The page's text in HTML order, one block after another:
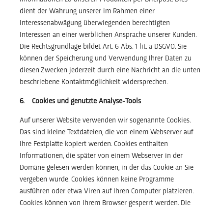
dient der Wahrung unserer im Rahmen einer
Interessenabwägung überwiegenden berechtigten
Interessen an einer werblichen Ansprache unserer Kunden.
Die Rechtsgrundlage bildet Art. 6 Abs. 1 lit. a DSGVO. Sie
können der Speicherung und Verwendung Ihrer Daten zu
diesen Zwecken jederzeit durch eine Nachricht an die unten
beschriebene Kontaktmöglichkeit widersprechen.
6. Cookies und genutzte Analyse-Tools
Auf unserer Website verwenden wir sogenannte Cookies.
Das sind kleine Textdateien, die von einem Webserver auf
Ihre Festplatte kopiert werden. Cookies enthalten
Informationen, die später von einem Webserver in der
Domäne gelesen werden können, in der das Cookie an Sie
vergeben wurde. Cookies können keine Programme
ausführen oder etwa Viren auf Ihren Computer platzieren.
Cookies können von Ihrem Browser gesperrt werden. Die